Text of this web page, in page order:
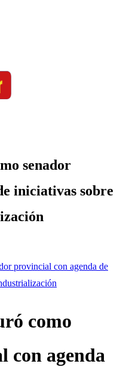
senador
iniciativas sobre
provincial con agenda de
como
con agenda